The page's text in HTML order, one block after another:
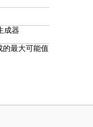
成器
的最大可能值